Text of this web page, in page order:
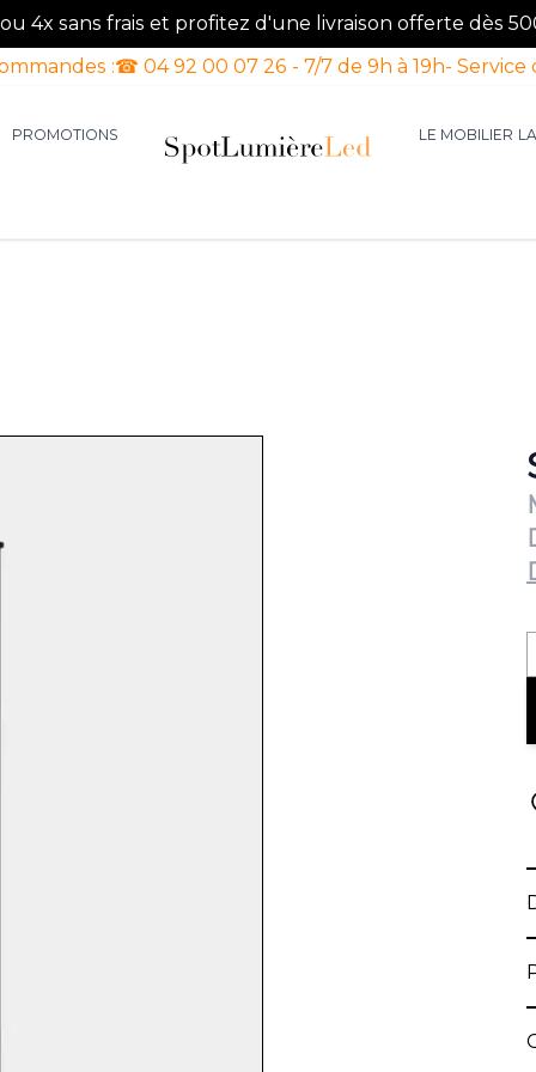
4x sans frais et profitez d'une livraison offerte dès
:☎ 04 92 00 07 26 - 7/7 de 9h à 19h-
PROMOTIONS LE MOBILIER